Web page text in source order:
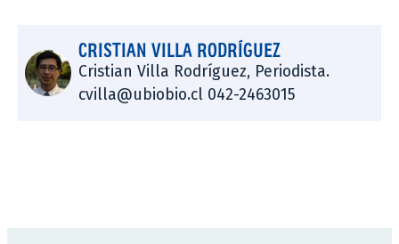
CRISTIAN VILLA RODRÍGUEZ
Cristian Villa Rodríguez, Periodista.
cvilla@ubiobio.cl 042-2463015